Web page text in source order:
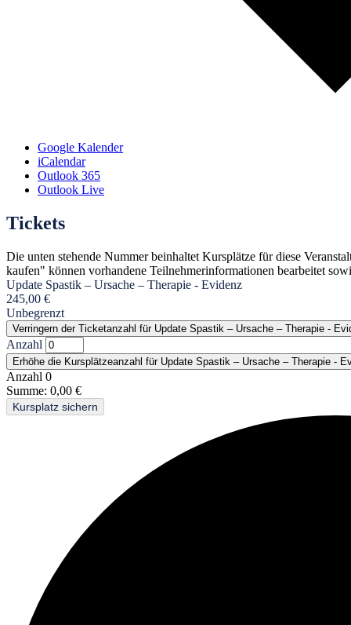
Google Kalender
iCalendar
Outlook 365
Outlook Live
Tickets
Die unten stehende Nummer beinhaltet Kursplätze für diese
kaufen" können vorhandene Teilnehmerinformationen bearbeitet
Update Spastik – Ursache – Therapie - Evidenz
245,00 €
Unbegrenzt
Verringern der Ticketanzahl für Update Spastik – Ursache – Therapie -
Anzahl
Erhöhe die Kursplätzeanzahl für Update Spastik – Ursache – Therapie -
Anzahl 0
Summe: 0,00 €